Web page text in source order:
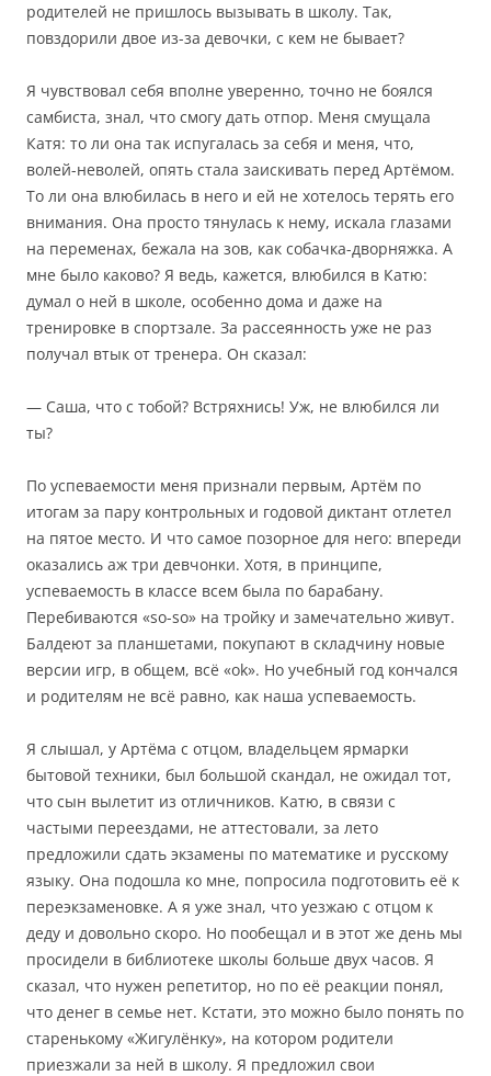
родителей не пришлось вызывать в школу. Так,
повздорили двое из-за девочки, с кем не бывает?
Я чувствовал себя вполне уверенно, точно не боялся
самбиста, знал, что смогу дать отпор. Меня смущала
Катя: то ли она так испугалась за себя и меня, что,
волей-неволей, опять стала заискивать перед Артёмом.
То ли она влюбилась в него и ей не хотелось терять его
внимания. Она просто тянулась к нему, искала глазами
на переменах, бежала на зов, как собачка-дворняжка. А
мне было каково? Я ведь, кажется, влюбился в Катю:
думал о ней в школе, особенно дома и даже на
тренировке в спортзале. За рассеянность уже не раз
получал втык от тренера. Он сказал:
— Саша, что с тобой? Встряхнись! Уж, не влюбился ли
ты?
По успеваемости меня признали первым, Артём по
итогам за пару контрольных и годовой диктант отлетел
на пятое место. И что самое позорное для него: впереди
оказались аж три девчонки. Хотя, в принципе,
успеваемость в классе всем была по барабану.
Перебиваются «so-so» на тройку и замечательно живут.
Балдеют за планшетами, покупают в складчину новые
версии игр, в общем, всё «ok». Но учебный год кончался
и родителям не всё равно, как наша успеваемость.
Я слышал, у Артёма с отцом, владельцем ярмарки
бытовой техники, был большой скандал, не ожидал тот,
что сын вылетит из отличников. Катю, в связи с
частыми переездами, не аттестовали, за лето
предложили сдать экзамены по математике и русскому
языку. Она подошла ко мне, попросила подготовить её к
переэкзаменовке. А я уже знал, что уезжаю с отцом к
деду и довольно скоро. Но пообещал и в этот же день мы
просидели в библиотеке школы больше двух часов. Я
сказал, что нужен репетитор, но по её реакции понял,
что денег в семье нет. Кстати, это можно было понять по
старенькому «Жигулёнку», на котором родители
приезжали за ней в школу. Я предложил свои